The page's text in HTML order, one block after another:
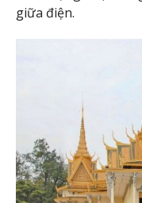
giữa điện.